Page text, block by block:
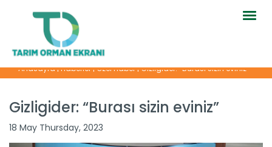
Anasayfa|Haberler|Özel Haber|Gizligider: “Burası sizin eviniz”
Gizligider: “Burası sizin eviniz”
18 May Thursday, 2023